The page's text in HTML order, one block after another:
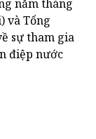
năm tháng
và Tổng
sự tham gia
điệp nước